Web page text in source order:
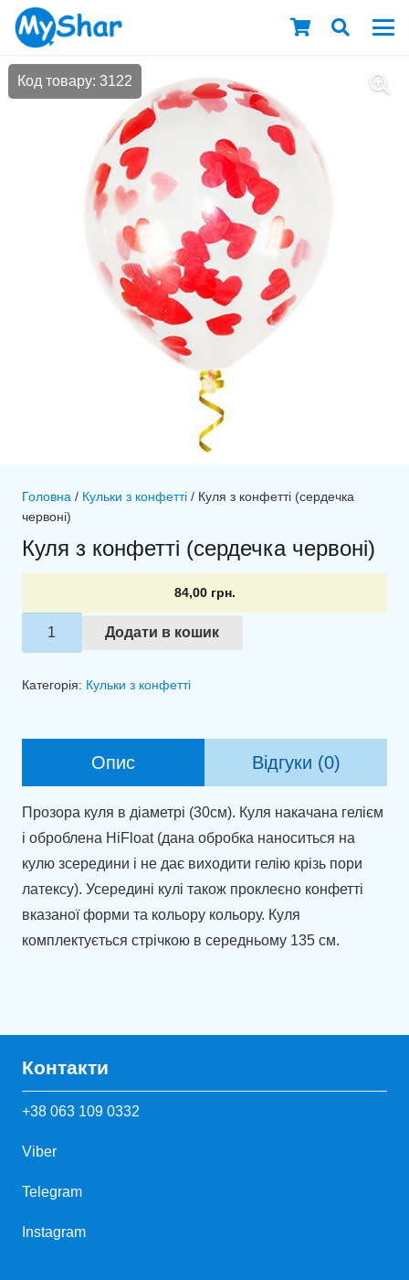
Код товару: 3122
Головна / Кульки з конфетті / Куля з конфетті (сердечка
червоні)
Куля з конфетті (сердечка червоні)
84,00 грн.
Куля
з
Додати в кошик
Категорія: Кульки з конфетті
Опис Відгуки (0)
Прозора куля в діаметрі (30см). Куля накачана гелієм
і оброблена HiFloat (дана обробка наноситься на
кулю зсередини і не дає виходити гелію крізь пори
латексу). Усередині кулі також проклеєно конфетті
вказаної форми та кольору кольору. Куля
комплектується стрічкою в середньому 135 см.
Контакти
+38 063 109 0332
Viber
Telegram
Instagram